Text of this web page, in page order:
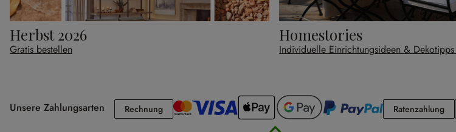
Herbst 2026
Gratis bestellen
Homestories
Individuelle Einrichtungsideen &
Unsere Zahlungsarten RechnungRechnung Ratenzahlung